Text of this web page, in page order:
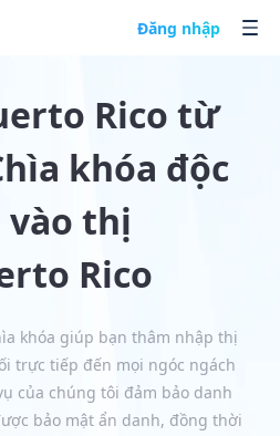
Đăng nhập
Rico từ
khóa độc
thị
Rico
khóa giúp bạn thâm nhập thị
trực tiếp đến mọi ngóc ngách
của chúng tôi đảm bảo danh
bảo mật ẩn danh, đồng thời